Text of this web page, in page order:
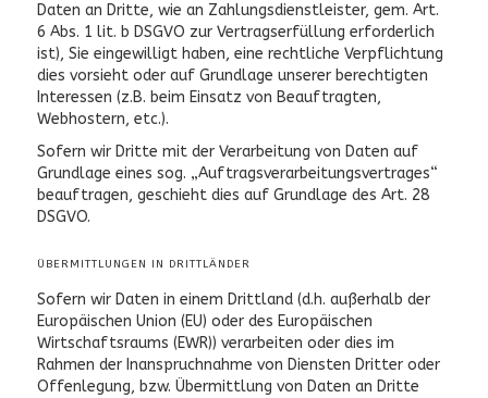
Daten an Dritte, wie an Zahlungsdienstleister, gem. Art.
6 Abs. 1 lit. b DSGVO zur Vertragserfüllung erforderlich
ist), Sie eingewilligt haben, eine rechtliche Verpflichtung
dies vorsieht oder auf Grundlage unserer berechtigten
Interessen (z.B. beim Einsatz von Beauftragten,
Webhostern, etc.).
Sofern wir Dritte mit der Verarbeitung von Daten auf
Grundlage eines sog. „Auftragsverarbeitungsvertrages“
beauftragen, geschieht dies auf Grundlage des Art. 28
DSGVO.
ÜBERMITTLUNGEN IN DRITTLÄNDER
Sofern wir Daten in einem Drittland (d.h. außerhalb der
Europäischen Union (EU) oder des Europäischen
Wirtschaftsraums (EWR)) verarbeiten oder dies im
Rahmen der Inanspruchnahme von Diensten Dritter oder
Offenlegung, bzw. Übermittlung von Daten an Dritte